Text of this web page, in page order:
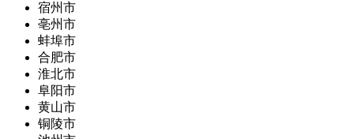
宿州市
亳州市
蚌埠市
合肥市
淮北市
阜阳市
黄山市
铜陵市